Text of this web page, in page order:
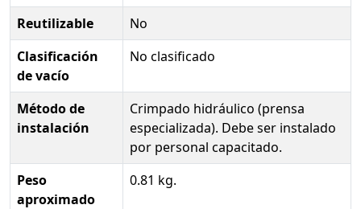
Reutilizable
No
Clasificación
de vacío
No clasificado
Método de
instalación
Crimpado hidráulico (prensa
especializada). Debe ser instalado
por personal capacitado.
Peso
aproximado
0.81 kg.